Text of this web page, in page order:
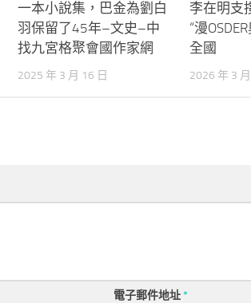
一本小說集，巴金為劉白
羽保留了45年–文史–中
找九宮格聚會國作家網
2025 年 3 月 16 日
李在明支
“漫
全國
2026 年 3
電子郵件地址*